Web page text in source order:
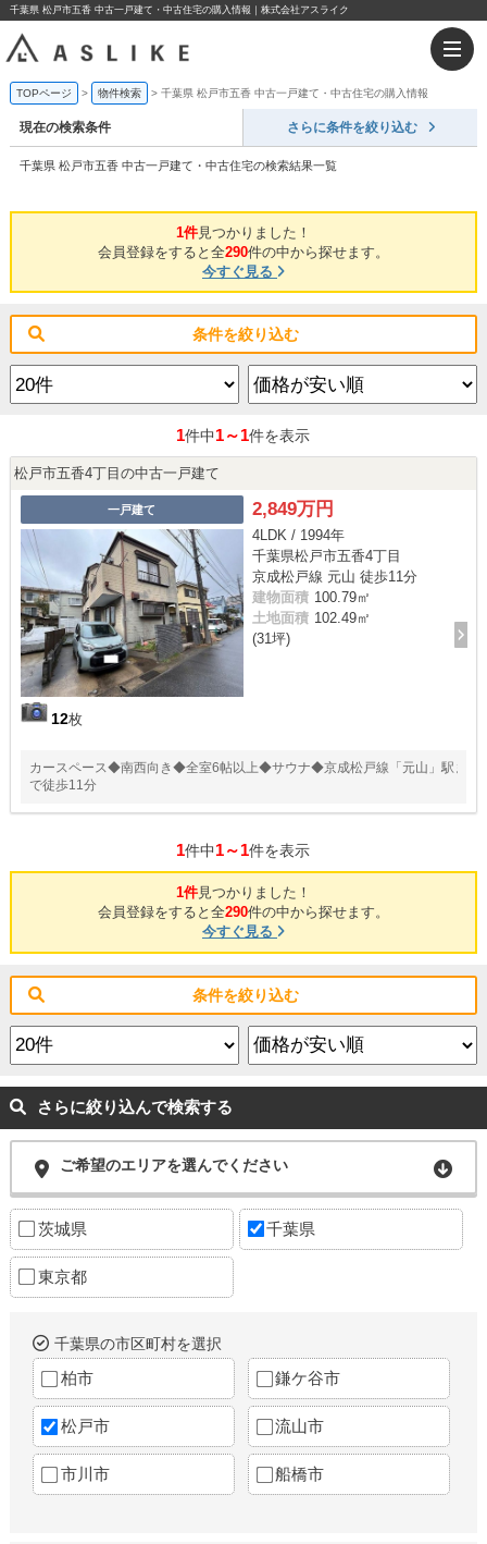
千葉県 松戸市五香 中古一戸建て・中古住宅の購入情報｜株式会社アスライク
TOPページ 物件検索 千葉県 松戸市五香 中古一戸建て・中古住宅の購入情報
現在の検索条件 さらに条件を絞り込む
千葉県 松戸市五香 中古一戸建て・中古住宅の検索結果一覧
1件見つかりました！
会員登録をすると全290件の中から探せます。
今すぐ見る
条件を絞り込む
1件中1～1件を表示
松戸市五香4丁目の中古一戸建て
一戸建て
12枚
2,849万円
4LDK / 1994年
千葉県松戸市五香4丁目
京成松戸線 元山 徒歩11分
建物面積 100.79㎡
土地面積 102.49㎡
(31坪)
カースペース◆南西向き◆全室6帖以上◆サウナ◆京成松戸線「元山」駅ま
で徒歩11分
1件中1～1件を表示
1件見つかりました！
会員登録をすると全290件の中から探せます。
今すぐ見る
条件を絞り込む
さらに絞り込んで検索する
ご希望のエリアを選んでください
茨城県 千葉県
東京都
千葉県の市区町村を選択
柏市 鎌ケ谷市
松戸市 流山市
市川市 船橋市